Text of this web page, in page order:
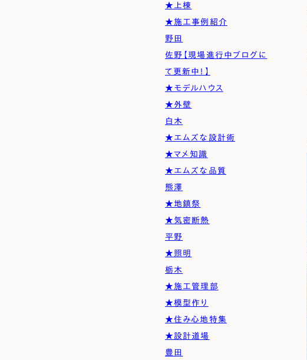
★上棟
★施工事例紹介
野田
佐野【現場進行中ブログに
て更新中！】
★モデルハウス
★外壁
白木
★エムズな設計術
★マメ知識
★エムズな品質
熊澤
★地鎮祭
★気密断熱
平野
★照明
栃木
★施工管理部
★模型作り
★住み心地特集
★設計道場
豊田